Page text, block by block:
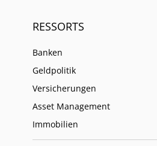
RESSORTS
Banken
Geldpolitik
Versicherungen
Asset Management
Immobilien